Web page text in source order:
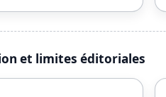
et limites éditoriales